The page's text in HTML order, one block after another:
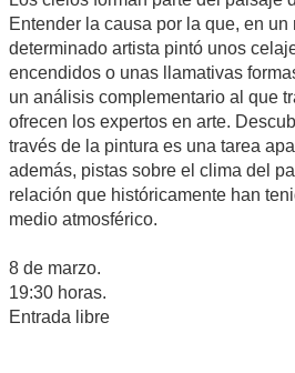
Entender la causa por la que, en un
determinado artista pintó unos
encendidos o unas llamativas
un análisis complementario al que
ofrecen los expertos en arte.
través de la pintura es una tarea
además, pistas sobre el clima del
relación que históricamente han
medio atmosférico.
8 de marzo.
19:30 horas.
Entrada libre